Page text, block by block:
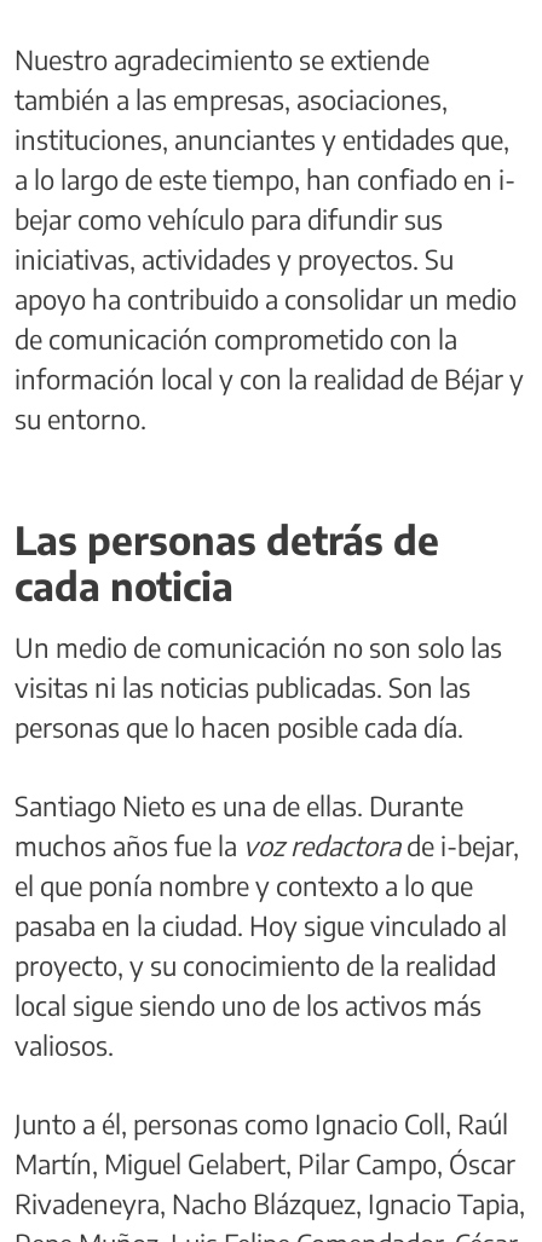
Nuestro agradecimiento se extiende
también a las empresas, asociaciones,
instituciones, anunciantes y entidades que,
a lo largo de este tiempo, han confiado en i-
bejar como vehículo para difundir sus
iniciativas, actividades y proyectos. Su
apoyo ha contribuido a consolidar un medio
de comunicación comprometido con la
información local y con la realidad de Béjar y
su entorno.
Las personas detrás de
cada noticia
Un medio de comunicación no son solo las
visitas ni las noticias publicadas. Son las
personas que lo hacen posible cada día.
Santiago Nieto es una de ellas. Durante
muchos años fue la voz redactorade i-bejar,
el que ponía nombre y contexto a lo que
pasaba en la ciudad. Hoy sigue vinculado al
proyecto, y su conocimiento de la realidad
local sigue siendo uno de los activos más
valiosos.
Junto a él, personas como Ignacio Coll, Raúl
Martín, Miguel Gelabert, Pilar Campo, Óscar
Rivadeneyra, Nacho Blázquez, Ignacio Tapia,